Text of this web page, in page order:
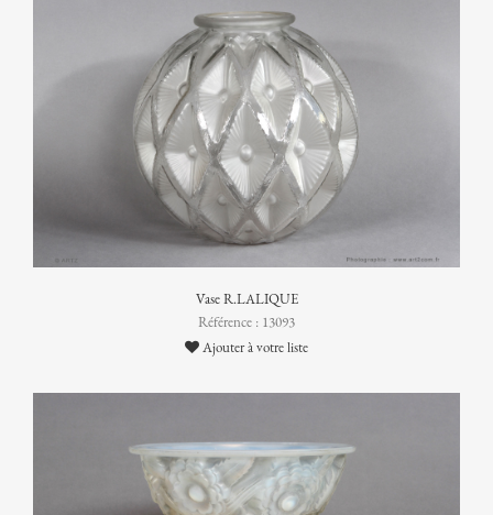
Vase R.LALIQUE
Référence : 13093
Ajouter à votre liste